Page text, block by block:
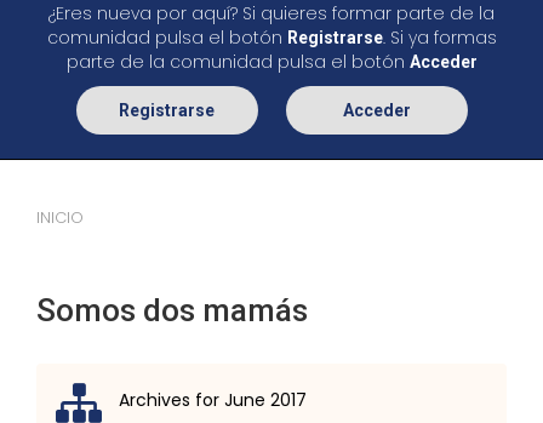
¿Eres nueva por aquí? Si quieres formar parte de la
comunidad pulsa el botón Registrarse. Si ya formas
parte de la comunidad pulsa el botón Acceder
Registrarse Acceder
INICIO
Somos dos mamás
Archives for June 2017